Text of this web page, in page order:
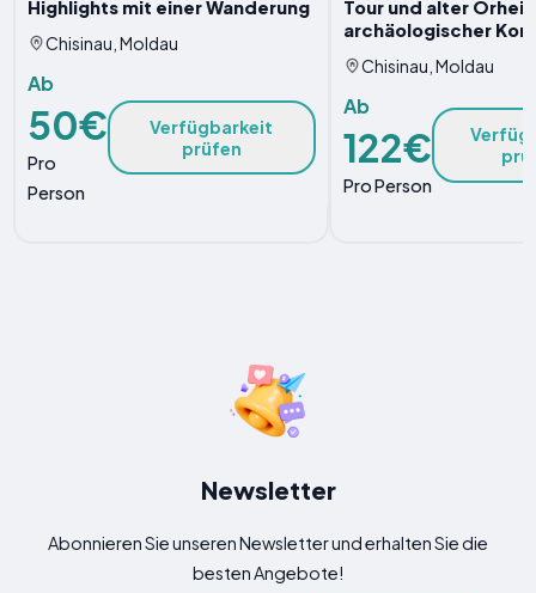
Highlights mit einer Wanderung
Chisinau, Moldau
Ab
50€
Pro
Person
Verfügbarkeit
prüfen
Tour und alter Orhei
archäologischer
Chisinau, Moldau
Ab
122€
Pro Person
Newsletter
Abonnieren Sie unseren Newsletter und erhalten Sie die
besten Angebote!